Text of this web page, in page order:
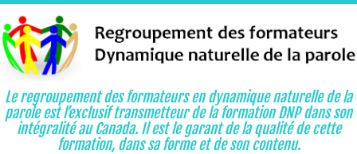
Le regroupement des formateurs en dynamique naturelle de la
parole est l’exclusif transmetteur de la formation DNP dans son
intégralité au Canada. Il est le garant de la qualité de cette
formation, dans sa forme et de son contenu.